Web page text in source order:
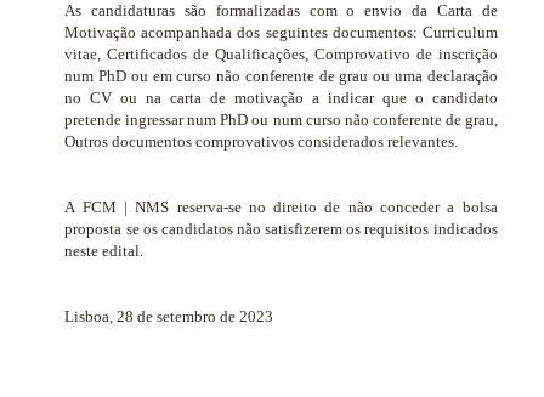
As candidaturas são formalizadas com o envio da Carta de
Motivação acompanhada dos seguintes documentos: Curriculum
vitae, Certificados de Qualificações, Comprovativo de inscrição
num PhD ou em curso não conferente de grau ou uma declaração
no CV ou na carta de motivação a indicar que o candidato
pretende ingressar num PhD ou num curso não conferente de grau,
Outros documentos comprovativos considerados relevantes.
A FCM | NMS reserva-se no direito de não conceder a bolsa
proposta se os candidatos não satisfizerem os requisitos indicados
neste edital.
Lisboa, 28 de setembro de 2023